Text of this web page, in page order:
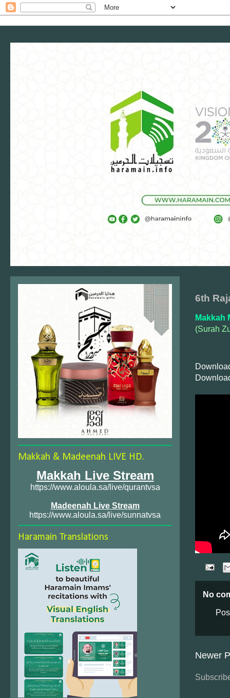
6th
Makkah
(Surah
No
Newer
Makkah & Madeenah LIVE HD.
Makkah Live Stream
https://www.aloula.sa/live/qurantvsa
Madeenah Live Stream
https://www.aloula.sa/live/sunnatvsa
Haramain Translations